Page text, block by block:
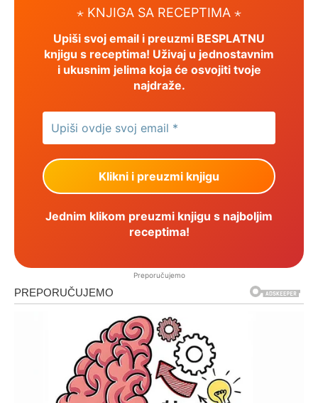
⋆ KNJIGA SA RECEPTIMA ⋆
Upiši svoj email i preuzmi BESPLATNU
knjigu s receptima! Uživaj u jednostavnim
i ukusnim jelima koja će osvojiti tvoje
najdraže.
Jednim klikom preuzmi knjigu s najboljim
receptima!
Preporučujemo